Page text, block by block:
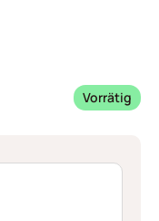
Vorrätig